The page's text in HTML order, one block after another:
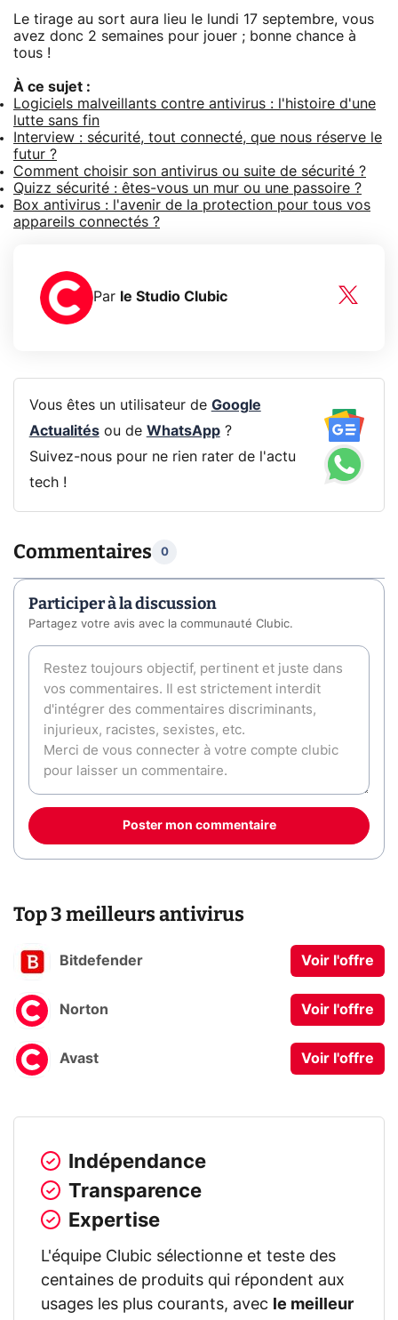
Le tirage au sort aura lieu le lundi 17 septembre, vous
avez donc 2 semaines pour jouer ; bonne chance à
tous !
À ce sujet :
Logiciels malveillants contre antivirus : l'histoire d'une
lutte sans fin
Interview : sécurité, tout connecté, que nous réserve le
futur ?
Comment choisir son antivirus ou suite de sécurité ?
Quizz sécurité : êtes-vous un mur ou une passoire ?
Box antivirus : l'avenir de la protection pour tous vos
appareils connectés ?
Par le Studio Clubic
Vous êtes un utilisateur de Google
Actualitésou de WhatsApp?
Suivez-nous pour ne rien rater de l'actu
tech !
Commentaires 0
Participer à la discussion
Partagez votre avis avec la communauté Clubic.
Poster mon commentaire
Top 3 meilleurs antivirus
Bitdefender Voir l'offre
Norton Voir l'offre
Avast Voir l'offre
Indépendance
Transparence
Expertise
L'équipe Clubic sélectionne et teste des
centaines de produits qui répondent aux
usages les plus courants, avec
le meilleur